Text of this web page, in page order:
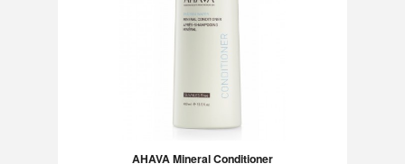
AHAVA Mineral Conditioner